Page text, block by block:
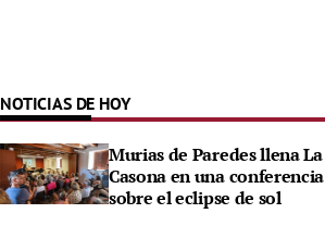
NOTICIAS DE HOY
Murias de Paredes llena La
Casona en una conferencia
sobre el eclipse de sol